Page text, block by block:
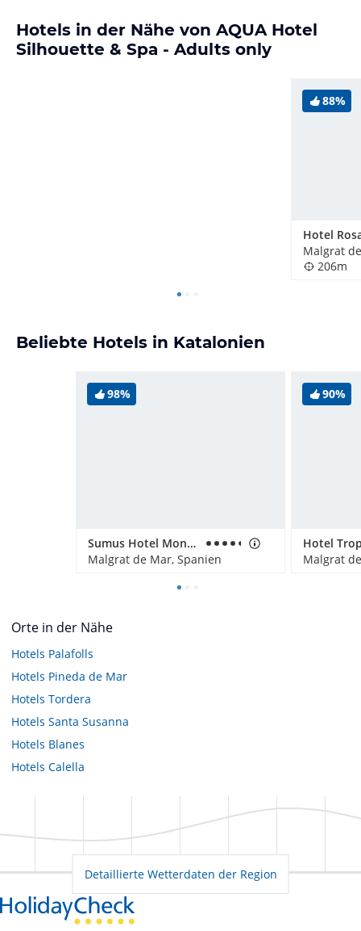
Hotels in der Nähe von AQUA Hotel
Silhouette & Spa - Adults only
88%
Hotel
Malgrat
206m
Beliebte Hotels in Katalonien
98%
Sumus Hotel Monteplaya
Malgrat de Mar, Spanien
90%
Hotel
Malgrat
Orte in der Nähe
Hotels Palafolls
Hotels Pineda de Mar
Hotels Tordera
Hotels Santa Susanna
Hotels Blanes
Hotels Calella
Detaillierte Wetterdaten der Region